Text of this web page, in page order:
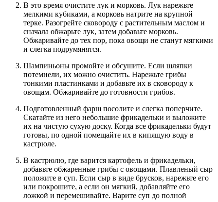
В это время очистите лук и морковь. Лук нарежьте
мелкими кубиками, а морковь натрите на крупной
терке. Разогрейте сковороду с растительным маслом и
сначала обжарьте лук, затем добавьте морковь.
Обжаривайте до тех пор, пока овощи не станут мягкими
и слегка подрумянятся.
Шампиньоны промойте и обсушите. Если шляпки
потемнели, их можно очистить. Нарежьте грибы
тонкими пластинками и добавьте их в сковороду к
овощам. Обжаривайте до готовности грибов.
Подготовленный фарш посолите и слегка поперчите.
Скатайте из него небольшие фрикадельки и выложите
их на чистую сухую доску. Когда все фрикадельки будут
готовы, по одной помещайте их в кипящую воду в
кастрюле.
В кастрюлю, где варится картофель и фрикадельки,
добавьте обжаренные грибы с овощами. Плавленый сыр
положите в суп. Если сыр в виде брусков, нарежьте его
или покрошите, а если он мягкий, добавляйте его
ложкой и перемешивайте. Варите суп до полной